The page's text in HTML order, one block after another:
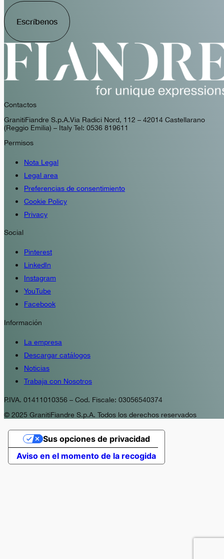
Escríbenos
Contactos
GranitiFiandre S.p.A. Via Radici Nord, 112 – 42014 Castellarano
(Reggio Emilia) – Italy Tel: 0536 819611
Permisos
Nota Legal
Legal area
Preferencias de consentimiento
Cookie Policy
Privacy
Social
Pinterest
LinkedIn
Instagram
YouTube
Facebook
Información
La empresa
Descargar catálogos
Noticias
Trabaja con Nosotros
P.IVA. 01411010356 – Cod. Fiscale: 03056540374
© 2025 GranitiFiandre S.p.A. Todos los derechos reservados
Aviso en el momento de la recogida
Sus opciones de privacidad